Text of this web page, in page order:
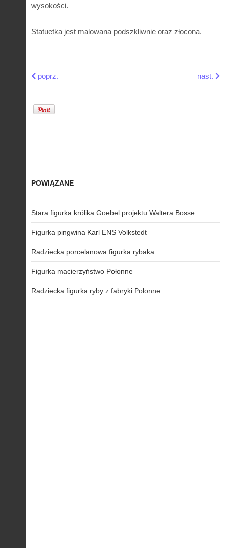
wysokości.
Statuetka jest malowana podszkliwnie oraz złocona.
Previous article: Dziewczyna z koromysłem figurka
poprz. Next
nast.
POWIĄZANE
Stara figurka królika Goebel projektu Waltera Bosse
Figurka pingwina Karl ENS Volkstedt
Radziecka porcelanowa figurka rybaka
Figurka macierzyństwo Połonne
Radziecka figurka ryby z fabryki Połonne